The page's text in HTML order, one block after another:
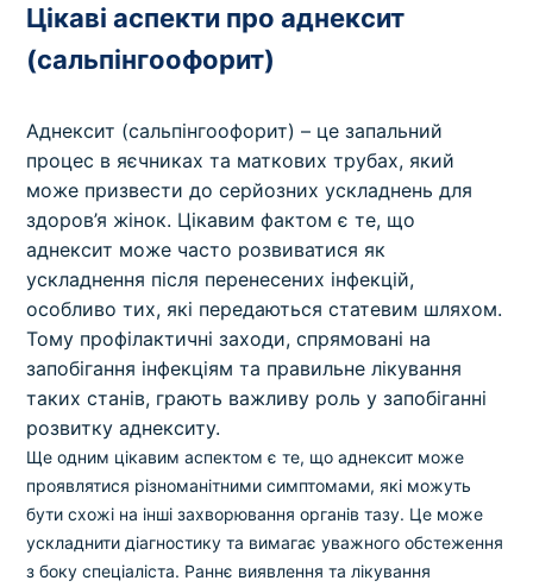
Цікаві аспекти про аднексит
(сальпінгоофорит)
Аднексит (сальпінгоофорит) – це запальний
процес в яєчниках та маткових трубах, який
може призвести до серйозних ускладнень для
здоров’я жінок. Цікавим фактом є те, що
аднексит може часто розвиватися як
ускладнення після перенесених інфекцій,
особливо тих, які передаються статевим шляхом.
Тому профілактичні заходи, спрямовані на
запобігання інфекціям та правильне лікування
таких станів, грають важливу роль у запобіганні
розвитку аднекситу.
Ще одним цікавим аспектом є те, що аднексит може
проявлятися різноманітними симптомами, які можуть
бути схожі на інші захворювання органів тазу. Це може
ускладнити діагностику та вимагає уважного обстеження
з боку спеціаліста. Раннє виявлення та лікування